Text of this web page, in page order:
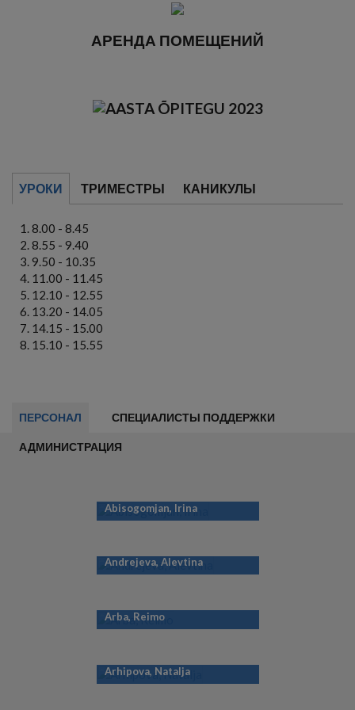
АРЕНДА ПОМЕЩЕНИЙ
УРОКИ ТРИМЕСТРЫ КАНИКУЛЫ
8.00 - 8.45
8.55 - 9.40
9.50 - 10.35
11.00 - 11.45
12.10 - 12.55
13.20 - 14.05
14.15 - 15.00
15.10 - 15.55
ПЕРСОНАЛ СПЕЦИАЛИСТЫ ПОДДЕРЖКИ
АДМИНИСТРАЦИЯ
Abisogomjan, Irina
Andrejeva, Alevtina
Arba, Reimo
Arhipova, Natalja